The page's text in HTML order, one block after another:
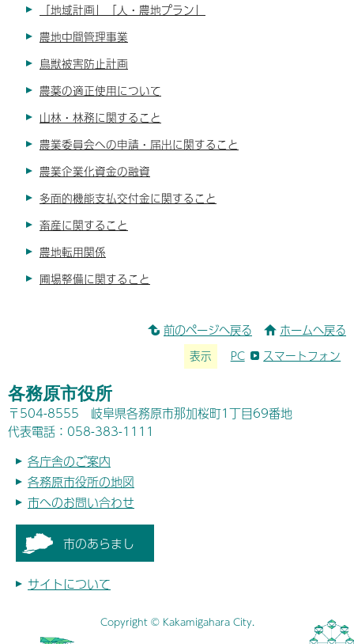
「地域計画」「人・農地プラン」
農地中間管理事業
鳥獣被害防止計画
農薬の適正使用について
山林・林務に関すること
農業委員会への申請・届出に関すること
農業企業化資金の融資
多面的機能支払交付金に関すること
畜産に関すること
農地転用関係
圃場整備に関すること
前のページへ戻る ホームへ戻る
表示 PC スマートフォン
各務原市役所
〒504-8555 岐阜県各務原市那加桜町1丁目69番地
代表電話：058-383-1111
各庁舎のご案内
各務原市役所の地図
市へのお問い合わせ
市のあらまし
サイトについて
Copyright © Kakamigahara City.